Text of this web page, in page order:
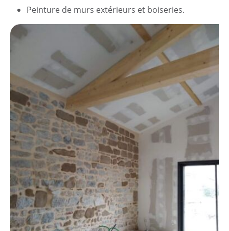
Peinture de murs extérieurs et boiseries.
Démarches
Annuaire
Agenda
Actualités